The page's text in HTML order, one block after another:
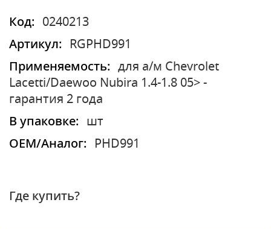
Код:
0240213
Артикул:
RGPHD991
Применяемость:
для а/м Chevrolet
Lacetti/Daewoo Nubira 1.4-1.8 05> -
гарантия 2 года
В упаковке:
шт
OEM/Аналог:
PHD991
Где купить?